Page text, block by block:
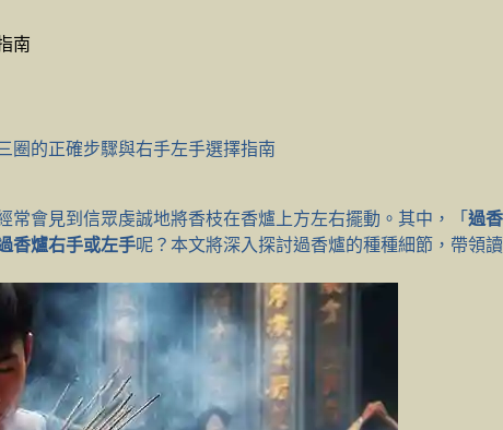
南
圈的正確步驟與右手左手選擇指南
會見到信眾虔誠地將香枝在香爐上方左右擺動。其中，「 過
香爐右手或左手呢？本文將深入探討過香爐的種種細節，帶領